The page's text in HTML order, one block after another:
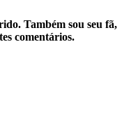
Também sou seu fã,
comentários.